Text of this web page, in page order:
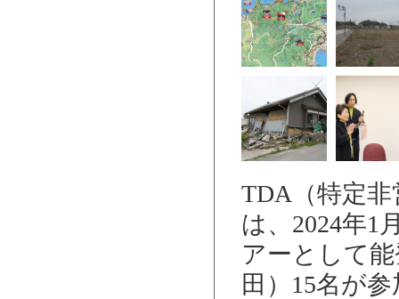
TDA（特定
は、2024年1
アーとして
田）15名が